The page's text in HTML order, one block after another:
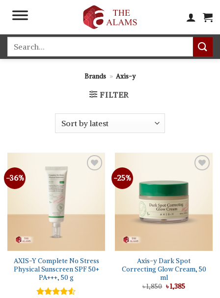
Brands » Axis-y
FILTER
-36%
AXIS-Y Complete No Stress
Physical Sunscreen SPF 50+
PA+++, 50 g
-25%
Axis-y Dark Spot
Correcting Glow Cream, 50
ml
৳1,850 Original
price
৳1,385Current